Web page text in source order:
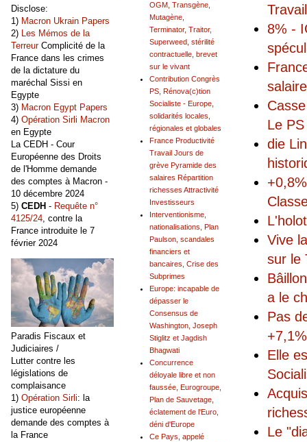
8% -
Le
die
Vive
sur le
a le
Pas
Elle
Le
OGM, Transgène,
Mutagène,
Terminator, Traitor,
Superweed, stérilité
contractuelle, brevet
sur le vivant
Contribution Congrès
PS, Rénova(c)tion
Socialiste - Europe,
solidarités locales,
régionales et globales
France Productivité
Travail Jours de
grève Pyramide des
salaires Répartition
richesses Attractivité
Investisseurs
Interventionisme,
nationalisations, Plan
Paulson, scandales
financiers et
bancaires, Crise des
Subprimes
Europe: incapable de
dépasser le
Consensus de
Washington, Joseph
Stiglitz et Jagdish
Bhagwati
Concurrence
déloyale libre et non
faussée, Eurogroupe,
Plan de Sauvetage,
éclatement de l'Euro,
déni d'Europe
Ce Pays, appelé
Disclose:
1) Macron Ukrain Papers
2) Les Mémos de la
TerreurComplicité de la
France dans les crimes
de la dictature du
maréchal Sissi en
Egypte
3) Macron Egypt Papers
4) Opération Sirli Macron
en Egypte
La CEDH - Cour
Européenne des Droits
de l'Homme demande
des comptes à Macron -
10 décembre 2024
5) CEDH - Requête n°
4125/24, contre la
France introduite le 7
février 2024
Paradis Fiscaux et
Judiciaires /
Lutter contre les
législations de
complaisance
1) Opération Sirli: la
justice européenne
demande des comptes à
la France